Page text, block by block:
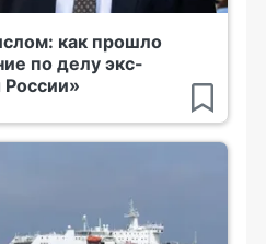
как прошло
по делу экс-